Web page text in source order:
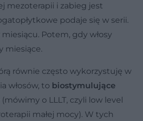
mezoterapii i zabieg jest
podaje się w serii.
Potem, gdy włosy
miesiące.
równie często wykorzystuję w
włosów, to biostymulujące
(mówimy o LLLT, czyli low level
małej mocy). W tych